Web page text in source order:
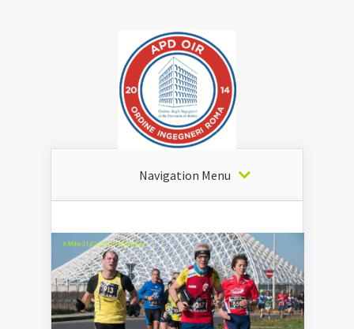
Navigation Menu